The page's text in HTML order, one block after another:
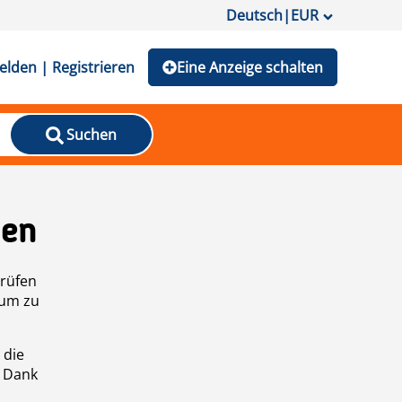
Deutsch|EUR
| Registrieren Eine Anzeige schalten
Suchen
zu
die